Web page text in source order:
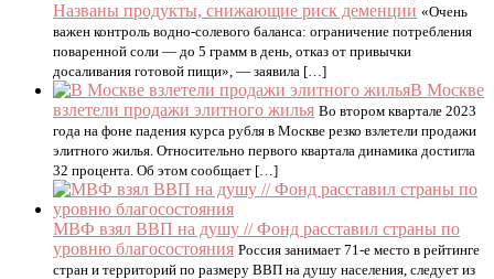
Названы продукты, снижающие риск деменции «Очень
важен контроль водно-солевого баланса: ограничение потребления
поваренной соли — до 5 грамм в день, отказ от привычки
досаливания готовой пищи», — заявила […]
В Москве
взлетели продажи элитного жилья Во втором квартале 2023
года на фоне падения курса рубля в Москве резко взлетели продажи
элитного жилья. Относительно первого квартала динамика достигла
32 процента. Об этом сообщает […]
МВФ взял ВВП на душу // Фонд расставил страны по
уровню благосостояния Россия занимает 71-е место в рейтинге
стран и территорий по размеру ВВП на душу населения, следует из